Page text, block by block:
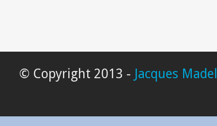
© Copyright 2013 - Jacques